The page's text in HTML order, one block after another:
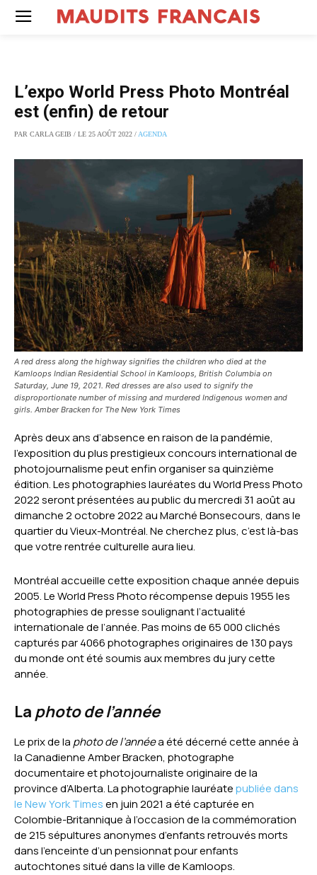
L’expo World Press Photo Montréal
est (enfin) de retour
PAR CARLA GEIB / LE 25 AOÛT 2022 /AGENDA
A red dress along the highway signifies the children who died at the
Kamloops Indian Residential School in Kamloops, British Columbia on
Saturday, June 19, 2021. Red dresses are also used to signify the
disproportionate number of missing and murdered Indigenous women and
girls. Amber Bracken for The New York Times
Après deux ans d’absence en raison de la pandémie,
l’exposition du plus prestigieux concours international de
photojournalisme peut enfin organiser sa quinzième
édition. Les photographies lauréates du World Press Photo
2022 seront présentées au public du mercredi 31 août au
dimanche 2 octobre 2022 au Marché Bonsecours, dans le
quartier du Vieux-Montréal. Ne cherchez plus, c’est là-bas
que votre rentrée culturelle aura lieu.
Montréal accueille cette exposition chaque année depuis
2005. Le World Press Photo récompense depuis 1955 les
photographies de presse soulignant l’actualité
internationale de l’année. Pas moins de 65 000 clichés
capturés par 4066 photographes originaires de 130 pays
du monde ont été soumis aux membres du jury cette
année.
La photo de l’année
Le prix de la photo de l’annéea été décerné cette année à
la Canadienne Amber Bracken, photographe
documentaire et photojournaliste originaire de la
province d’Alberta. La photographie lauréatepubliée dans
le New York Timesen juin 2021 a été capturée en
Colombie-Britannique à l’occasion de la commémoration
de 215 sépultures anonymes d’enfants retrouvés morts
dans l’enceinte d’un pensionnat pour enfants
autochtones situé dans la ville de Kamloops.